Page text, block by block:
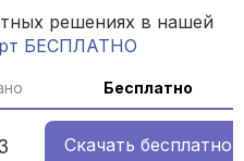
решениях в нашей
БЕСПЛАТНО
Бесплатно
Скачать бесплатно